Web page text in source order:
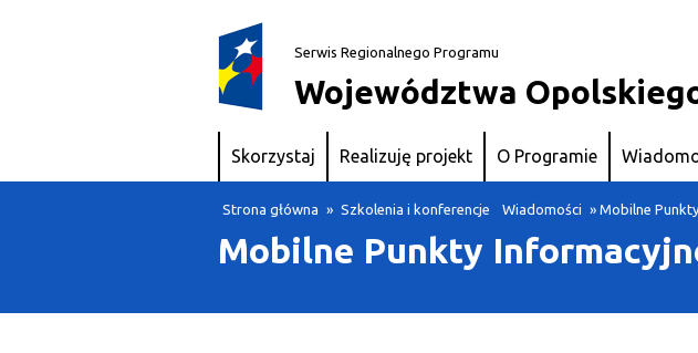
Serwis Regionalnego Programu
Województwa
Skorzystaj Realizuję projekt O Programie
Strona główna » Szkolenia i konferencje Wiadomości » Mobilne
Mobilne Punkty